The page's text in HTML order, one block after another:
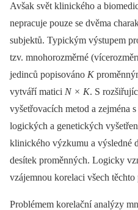
Avšak svět klinického a
nepracuje pouze se dvěma
subjektů. Typickým výstupem
tzv. mnohorozměrné
jedinců popisováno K
vytváří matici N × K. S
vyšetřovacích metod a zejména
logických a genetických
klinického výzkumu a výsledné
desítek proměn­ných. Logicky
vzájemnou korelaci všech těchto
Problémem korelační analýzy